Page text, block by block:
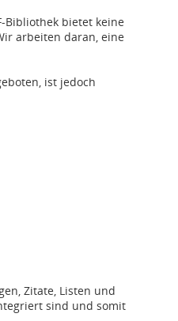
Bibliothek bietet keine
arbeiten daran, eine
ist jedoch
Zitate, Listen und
sind und somit